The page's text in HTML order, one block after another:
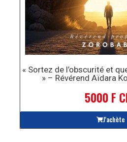
« Sortez de l’obscurité et
» – Révérend Aïdara
5000 F
J'achète